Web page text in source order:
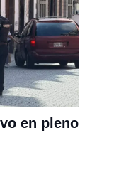
en pleno